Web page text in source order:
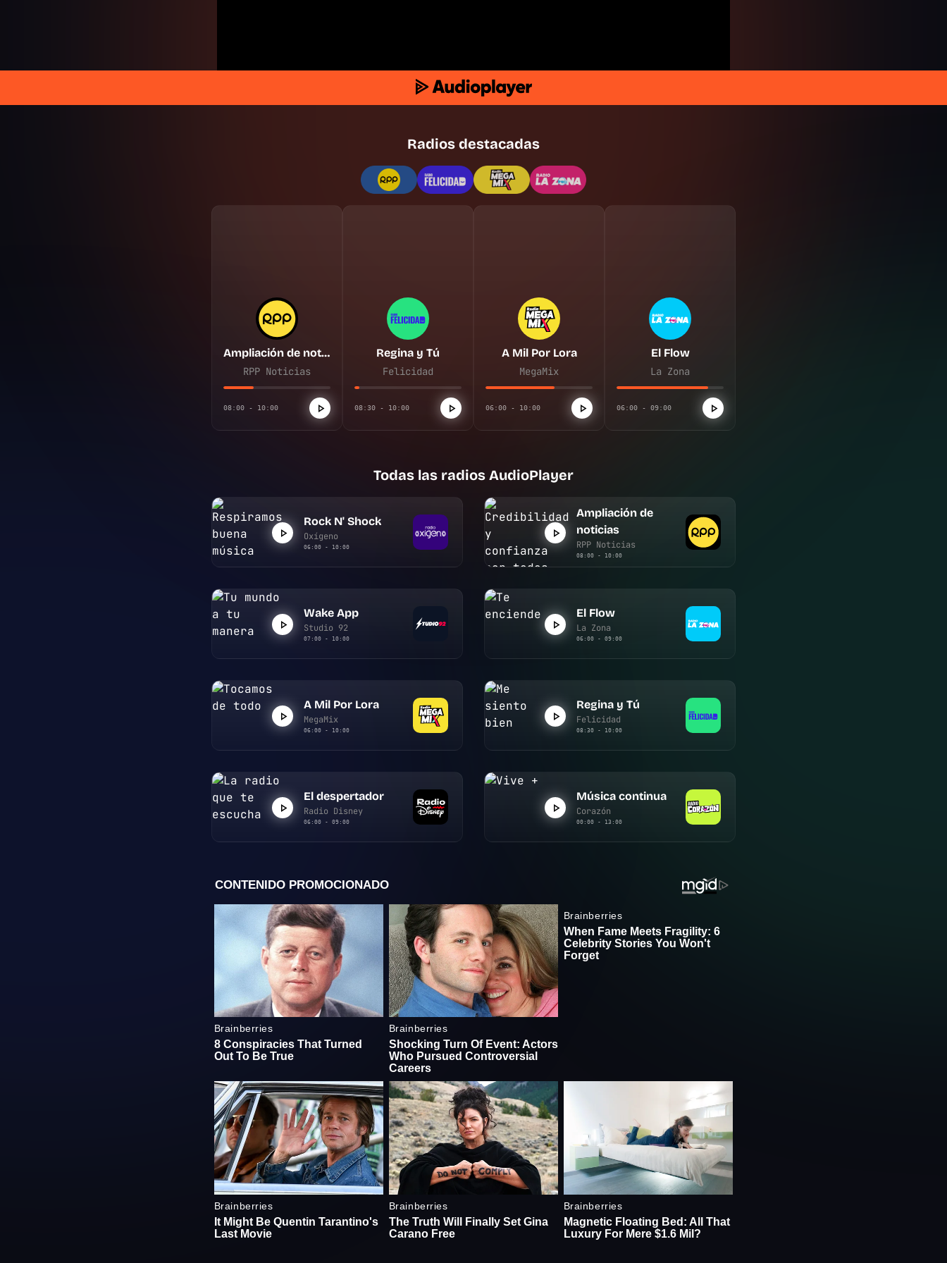
Radios destacadas
Ampliación de noticias
RPP Noticias
08:00 - 10:00
Regina y Tú
Felicidad
08:30 - 10:00
A Mil Por Lora
MegaMix
06:00 - 10:00
El Flow
La Zona
06:00 - 09:00
Todas las radios AudioPlayer
Rock N' Shock
Oxígeno
06:00 - 10:00
Ampliación de
noticias
RPP Noticias
08:00 - 10:00
Wake App
Studio 92
07:00 - 10:00
El Flow
La Zona
06:00 - 09:00
A Mil Por Lora
MegaMix
06:00 - 10:00
Regina y Tú
Felicidad
08:30 - 10:00
El despertador
Radio Disney
06:00 - 09:00
Música continua
Corazón
00:00 - 13:00